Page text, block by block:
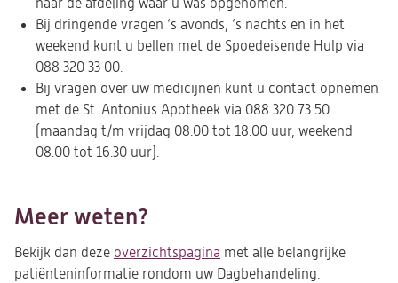
naar de afdeling waar u was opgenomen.
Bij dringende vragen ‘s avonds, ‘s nachts en in het
weekend kunt u bellen met de Spoedeisende Hulp via
088 320 33 00.
Bij vragen over uw medicijnen kunt u contact opnemen
met de St. Antonius Apotheek via 088 320 73 50
(maandag t/m vrijdag 08.00 tot 18.00 uur, weekend
08.00 tot 16.30 uur).
Meer weten?
Bekijk dan deze overzichtspagina met alle belangrijke
patiënteninformatie rondom uw Dagbehandeling.